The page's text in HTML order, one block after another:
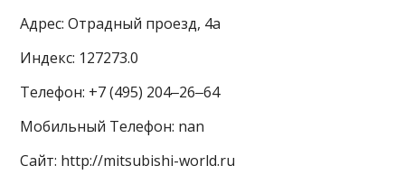
Адрес: Отрадный проезд, 4а
Индекс: 127273.0
Телефон: +7 (495) 204‒26‒64
Мобильный Телефон: nan
Сайт: http://mitsubishi-world.ru